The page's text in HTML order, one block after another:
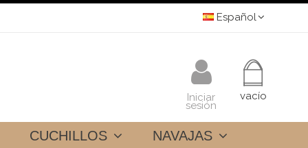
Español
vacío
Iniciar
sesión
CUCHILLOS
NAVAJAS